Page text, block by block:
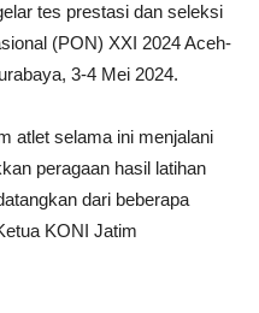
tes prestasi dan seleksi
(PON) XXI 2024 Aceh-
3-4 Mei 2024.
atlet selama ini menjalani
peragaan hasil latihan
dari beberapa
KONI Jatim